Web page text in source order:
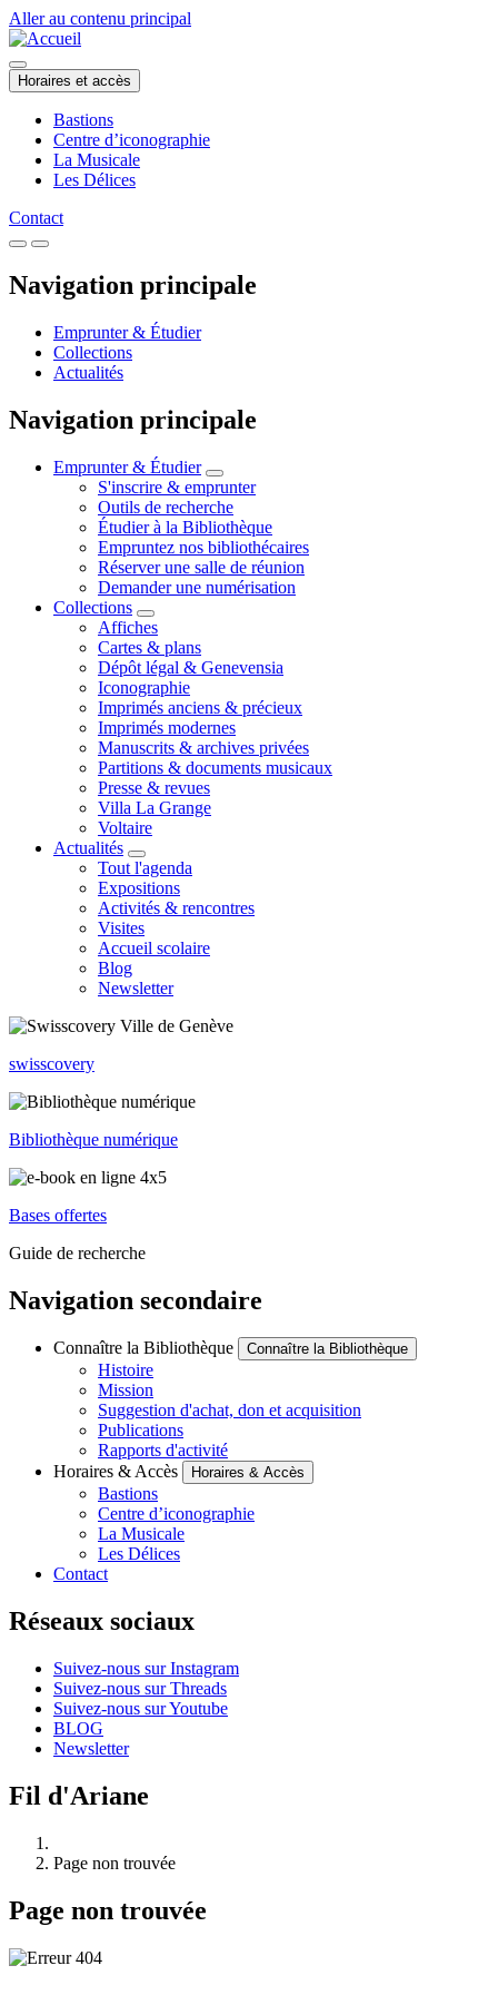
Aller au contenu principal
Horaires et accès
Bastions
Centre d’iconographie
La Musicale
Les Délices
Contact
Navigation principale
Emprunter & Étudier
Collections
Actualités
Navigation principale
Emprunter & Étudier
S'inscrire & emprunter
Outils de recherche
Étudier à la Bibliothèque
Empruntez nos bibliothécaires
Réserver une salle de réunion
Demander une numérisation
Collections
Affiches
Cartes & plans
Dépôt légal & Genevensia
Iconographie
Imprimés anciens & précieux
Imprimés modernes
Manuscrits & archives privées
Partitions & documents musicaux
Presse & revues
Villa La Grange
Voltaire
Actualités
Tout l'agenda
Expositions
Activités & rencontres
Visites
Accueil scolaire
Blog
Newsletter
swisscovery
Bibliothèque numérique
Bases offertes
Guide de recherche
Navigation secondaire
Connaître la Bibliothèque Connaître la Bibliothèque
Histoire
Mission
Suggestion d'achat, don et acquisition
Publications
Rapports d'activité
Horaires & Accès
Horaires & Accès
Bastions
Centre d’iconographie
La Musicale
Les Délices
Contact
Réseaux sociaux
Suivez-nous sur Instagram
Suivez-nous sur Threads
Suivez-nous sur Youtube
BLOG
Newsletter
Fil d'Ariane
Page non trouvée
Page non trouvée